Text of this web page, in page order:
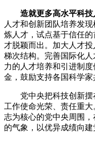
造就更多高水平科技
人才和创新团队培养发
炼人才，试点基于信任
才脱颖而出。加大人才
梯次结构。完善国际化
力的人才培养和引进制
金，鼓励支持各国科学家
党中央把科技创新
工作使命光荣、责任重
志为核心的党中央周围
的气象，以优异成绩向建